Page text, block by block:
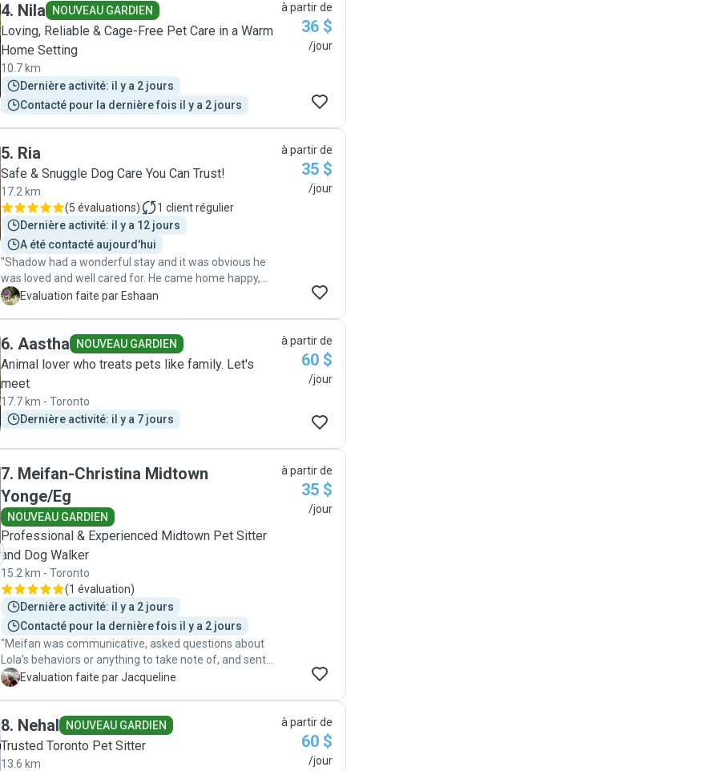
4. Nila NOUVEAU GARDIEN
Loving, Reliable & Cage-Free Pet Care in a Warm
Home Setting
10.7 km
Dernière activité: il y a 2 jours
Contacté pour la dernière fois il y a 2 jours
à partir de
36 $
/jour
5. Ria
Safe & Snuggle Dog Care You Can Trust!
17.2 km
(5 évaluations) 1 client régulier
Dernière activité: il y a 12 jours
A été contacté aujourd'hui
"Shadow had a wonderful stay and it was obvious he
was loved and well cared for. He came home happy,
tired, and clearly had lots of fun! He did have a bit of an
much candy on a fun day out. Thank you for taking
good care of him-I wouldn’t hesitate to recommend her
E Evaluation faite par Eshaan
à partir de
35 $
/jour
6. Aastha NOUVEAU GARDIEN
Animal lover who treats pets like family. Let's
meet
17.7 km - Toronto
Dernière activité: il y a 7 jours
à partir de
60 $
/jour
7. Meifan-Christina Midtown
Yonge/Eg
NOUVEAU GARDIEN
Professional & Experienced Midtown Pet Sitter
and Dog Walker
15.2 km - Toronto
(1 évaluation)
Dernière activité: il y a 2 jours
Contacté pour la dernière fois il y a 2 jours
"Meifan was communicative, asked questions about
Lola's behaviors or anything to take note of, and sent
lovely picture updates throughout the day which made
J Evaluation faite par Jacqueline
à partir de
35 $
/jour
8. Nehal NOUVEAU GARDIEN
Trusted Toronto Pet Sitter
13.6 km
à partir de
60 $
/jour